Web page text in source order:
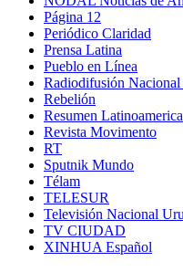
Página 12
Periódico Claridad
Prensa Latina
Pueblo en Línea
Radiodifusión
Rebelión
Resumen
Revista Movimento
RT
Sputnik Mundo
Télam
TELESUR
Televisión Nacional
TV CIUDAD
XINHUA Español